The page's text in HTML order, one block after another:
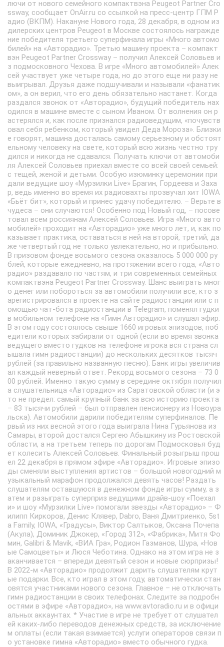
лючи от нового семейного компактвэна Peugeot Partner Cro
ssway, сообщает OnAir.ru со ссылкой на пресс-центр ГПМ Р
адио (ВКПМ). Накануне Нового года, 28 декабря, в одном из
дилерских центров Peugeot в Москве состоялось награжде
ние победителя третьего суперфинала игры «Много автомо
билей» на «Авторадио». Третью машину проекта – компакт
вэн Peugeot Partner Crossway – получил Алексей Соловьев и
з подмосковного Чехова. В игре «Много автомобилей» Алек
сей участвует уже четыре года, но до этого еще ни разу не
выигрывал. Друзья даже подшучивали и называли «фанатик
ом», а он верил, что его день обязательно настанет. Когда
раздался звонок от «Авторадио», будущий победитель нах
одился в машине вместе с сыном Иваном. От волнения он р
астерялся и, как после признался радиоведущим, «почувств
овал себя ребенком, который увидел Деда Мороза». Близки
е говорят, машина досталась самому серьезному и обстоят
ельному человеку на свете, который всю жизнь честно тру
дился и никогда не сдавался. Получать ключи от автомоби
ля Алексей Соловьев приехал вместе со всей своей семьей:
с тещей, женой и детьми. Особую изюминку церемонии при
дали ведущие шоу «Мурзилки Live» Брагин, Гордеева и Заха
р, ведь именно во время их радиовахты прозвучал хит IOWA
«Бьёт бит», который и принес удачу победителю. – Верьте в
чудеса – они случаются! Особенно под Новый год, – посове
товал всем россиянам Алексей Соловьев. Игра «Много авто
мобилей» проходит на «Авторадио» уже много лет, и, как по
казывает практика, оставаться в ней на второй, третий, да
же четвертый год не только увлекательно, но и прибыльно.
В призовом фонде восьмого сезона оказалось 5 000 000 ру
блей, которые ежедневно, на протяжении всего года, «Авто
радио» раздавало по частям, и три современных семейных
компактвэна Peugeot Partner Crossway. Шанс выиграть мног
о денег или побороться за автомобили получили все, кто з
арегистрировался в проекте на сайте радиостанции или с п
омощью чат-бота радиостанции в Telegram, поменял гудки
в мобильном телефоне на «Гимн Авторадио» и слушал эфир.
В этом году состоялось свыше 1660 игровых эпизодов, поб
едители которых забирали от одной (если во время звонка
ведущего вместо гудков на телефоне игрока вся страна сл
ышала гимн радиостанции) до нескольких десятков тысяч
рублей (за правильно названную песню). Банк игры увеличив
ал каждый неверный ответ. Рекорд восьмого сезона – 73 0
00 рублей. Именно такую сумму в середине октября получил
а слушательница «Авторадио» из Саратовской области (и э
то не предел: самый крупный банк за всю историю проекта
– 83 тысячи рублей – был отправлен пенсионеру из Новоура
льска). Автомобили дарили победителям суперфиналов. Пе
рвый из них весной этого года выиграла Нина Гурьянова из
Самары, второй достался Сергею Абышкину из Ростовской
области, а на третьем теперь по дорогам Подмосковья буд
ет колесить Алексей Соловьев. Финальный розыгрыш прош
ел 22 декабря в прямом эфире «Авторадио». Игровые эпизо
ды сменяли выступления артистов – большой новогодний м
узыкальный марафон продолжался девять часов! Раздать
слушателям оставшуюся в денежном фонде игры сумму, а з
атем и разыграть суперприз ведущими драйв-шоу «Поехал
и» и шоу «Мурзилки Live» помогали звезды «Авторадио» – Ф
илипп Киркоров, Денис Клявер, Dabro, Ваня Дмитриенко, 5st
a Family, IOWA, «Градусы», Виктор Салтыков, Оксана Почепа
(Акула), Доминик Джокер, «Город 312», «Фабрика», Митя Фо
мин, Galibri & Mavik, «ВИА Гра», Родион Газманов, Шура, «Нов
ые Самоцветы» и Люся Чеботина. Однако на этом игра не з
аканчивается – впереди девятый сезон и новые сюрпризы!
В 2022-м «Авторадио» продолжит дарить слушателям крут
ые подарки. Все, кто играл в этом году, автоматически стан
овятся участниками нового сезона. Главное – не отключать
гимн радиостанции в своих телефонах. Следите за подробн
остями в эфире «Авторадио», на www.avtoradio.ru и в офици
альных аккаунтах. * Участие в игре не требует от слушател
ей каких-либо переводов денежных средств, за исключение
м оплаты (если такая взимается) услуги операторов связи п
о установке гимна «Авторадио» вместо обычного гудка.